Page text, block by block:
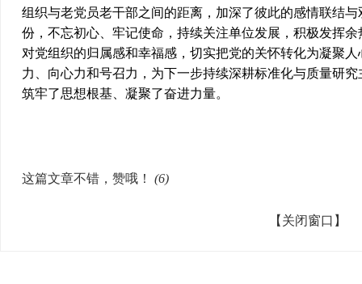
组织与老党员老干部之间的距离，加深了彼此的感情联结
份，不忘初心、牢记使命，持续关注单位发展，积极发挥
对党组织的归属感和幸福感，切实把党的关怀转化为凝聚
力、向心力和号召力，为下一步持续深耕标准化与质量研
筑牢了思想根基、凝聚了奋进力量。
这篇文章不错，赞哦！ (6)
【关闭窗口】